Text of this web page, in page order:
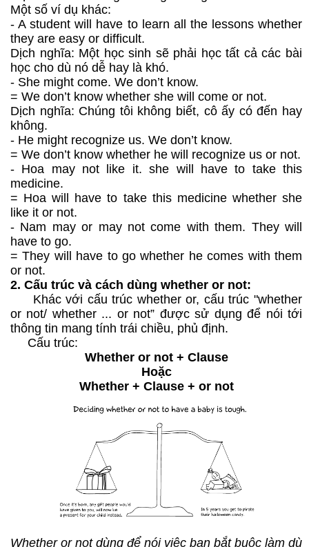
Một số ví dụ khác:
- A student will have to learn all the lessons whether
they are easy or difficult.
Dịch nghĩa: Một học sinh sẽ phải học tất cả các bài
học cho dù nó dễ hay là khó.
- She might come. We don’t know.
= We don’t know whether she will come or not.
Dịch nghĩa: Chúng tôi không biết, cô ấy có đến hay
không.
- He might recognize us. We don’t know.
= We don’t know whether he will recognize us or not.
- Hoa may not like it. she will have to take this
medicine.
= Hoa will have to take this medicine whether she
like it or not.
- Nam may or may not come with them. They will
have to go.
= They will have to go whether he comes with them
or not.
2. Cấu trúc và cách dùng whether or not:
Khác với cấu trúc whether or, cấu trúc "whether
or not/ whether ... or not” được sử dụng để nói tới
thông tin mang tính trái chiều, phủ định.
Cấu trúc:
Whether or not + Clause
Hoặc
Whether + Clause + or not
Whether or not dùng để nói việc bạn bắt buộc làm dù